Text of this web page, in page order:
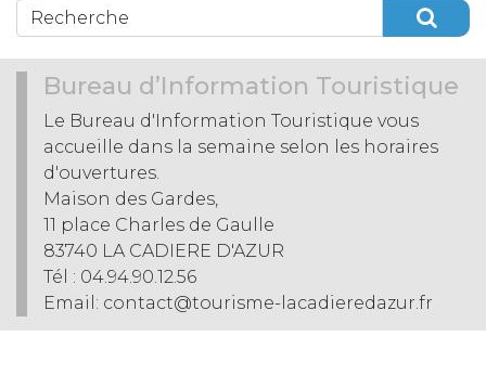
Bureau d’Information Touristique
Le Bureau d'Information Touristique vous
accueille dans la semaine selon les horaires
d'ouvertures.
Maison des Gardes,
11 place Charles de Gaulle
83740 LA CADIERE D'AZUR
Tél : 04.94.90.12.56
Email: contact@tourisme-lacadieredazur.fr